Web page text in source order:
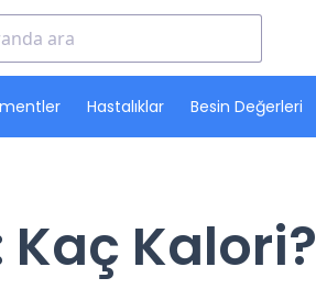
ara
Hastalıklar Besin Değerleri
Kaç Kalori?